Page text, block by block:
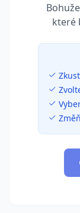
které